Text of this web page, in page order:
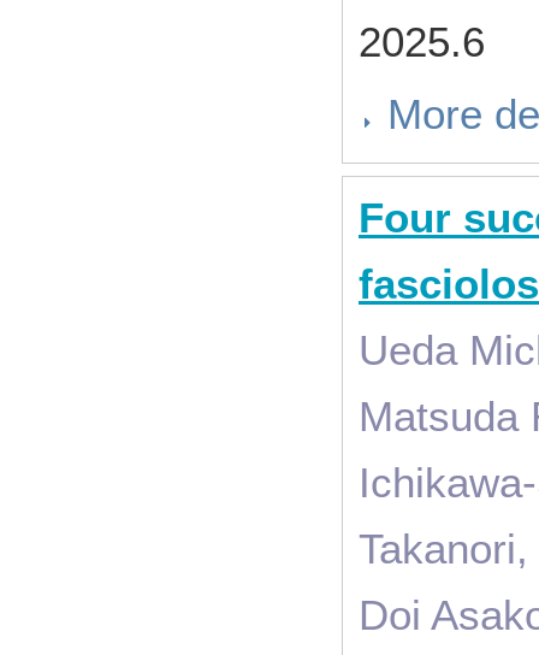
2025.6
More
Four
Ueda
Matsuda
Doi